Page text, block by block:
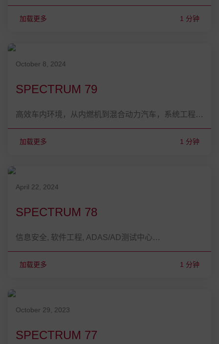
加载更多 1 分钟
发表在 October 8, 2024
October 8, 2024
SPECTRUM 79
高效车内环境，从内燃机到混合动力汽车，系统工程…
加载更多 1 分钟
发表在 April 22, 2024
April 22, 2024
SPECTRUM 78
信息安全, 软件工程, ADAS/AD测试中心…
加载更多 1 分钟
发表在 October 29, 2023
October 29, 2023
SPECTRUM 77